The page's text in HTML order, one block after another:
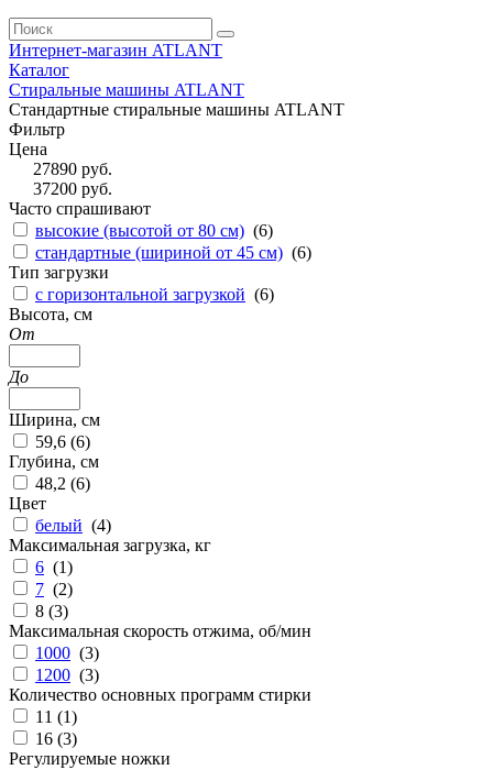
Интернет-магазин ATLANT
Каталог
Стиральные машины ATLANT
Стандартные стиральные машины ATLANT
Фильтр
Цена
27890руб.
37200руб.
Часто спрашивают
высокие (высотой от 80 см) (6)
стандартные (шириной от 45 см) (6)
Тип загрузки
с горизонтальной загрузкой (6)
Высота, см
От
До
Ширина, см
59,6 (6)
Глубина, см
48,2 (6)
Цвет
белый (4)
Максимальная загрузка, кг
6 (1)
7 (2)
8 (3)
Максимальная скорость отжима, об/мин
1000 (3)
1200 (3)
Количество основных программ стирки
11 (1)
16 (3)
Регулируемые ножки